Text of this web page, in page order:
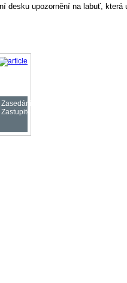
desku upozornění na labuť, která
Zasedání
Zastupitelstva